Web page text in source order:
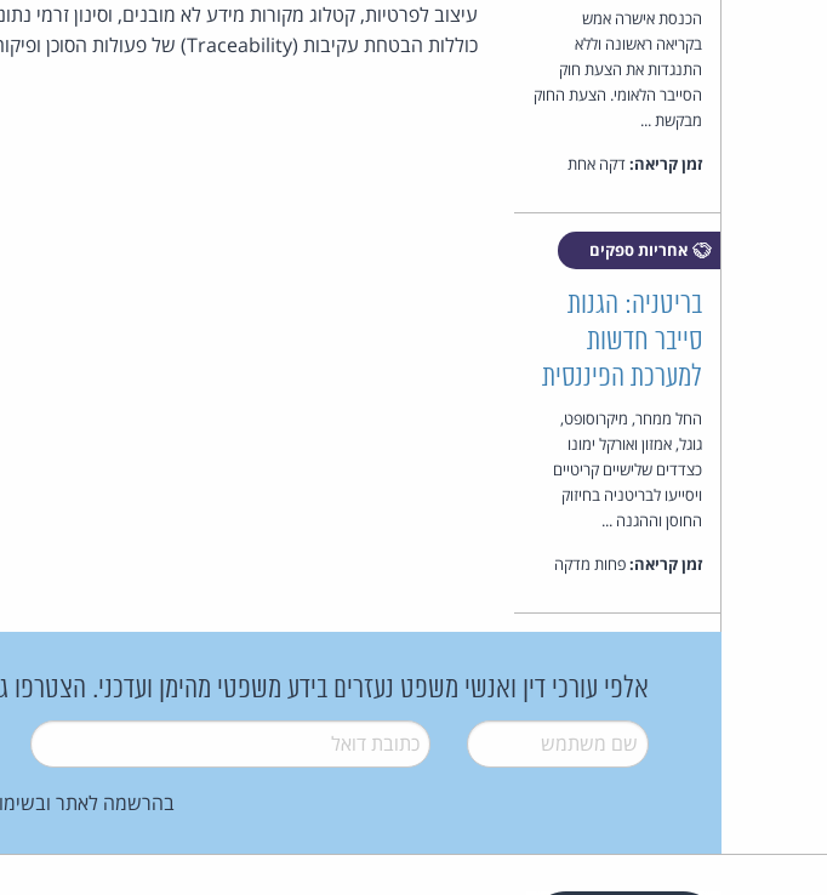
הכנסת אישרה אמש
בקריאה ראשונה וללא
התנגדות את הצעת חוק
הסייבר הלאומי. הצעת החוק
מבקשת ...
זמן קריאה:דקה אחת
אחריות ספקים
בריטניה: הגנות
סייבר חדשות
למערכת הפיננסית
החל ממחר, מיקרוסופט,
גוגל, אמזון ואורקל ימונו
כצדדים שלישיים קריטיים
ויסייעו לבריטניה בחיזוק
החוסן וההגנה ...
זמן קריאה:פחות מדקה
עיצוב לפרטיות, קטלוג מקורות מידע לא מובנים, וסינון זרמי
כוללות הבטחת עקיבות (Traceability) של פעולות הסוכן ופיקוח אנושי אפקטיבי בנקודות קריטיות.
אלפי עורכי דין ואנשי משפט נעזרים בידע משפטי מהימן ועדכני.
שם משתמש* דואל*
בהרשמה לאתר